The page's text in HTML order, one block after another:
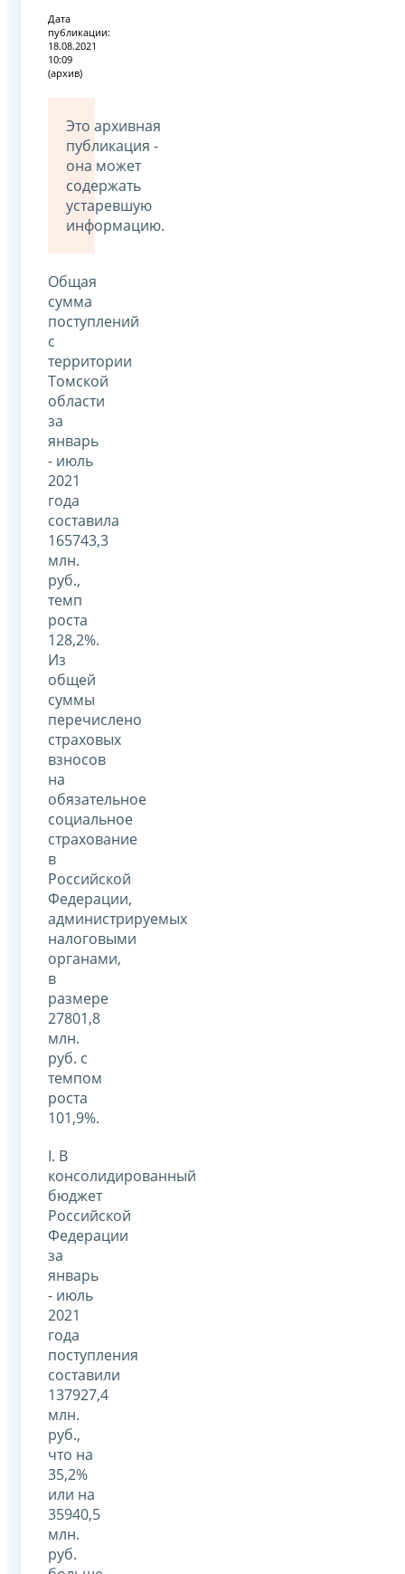
Дата
публикации:
18.08.2021
10:09
(архив)
Это архивная
публикация -
она может
содержать
устаревшую
информацию.
Общая
сумма
поступлений
с
территории
Томской
области
за
январь
- июль
2021
года
составила
165743,3
млн.
руб.,
темп
роста
128,2%.
Из
общей
суммы
перечислено
страховых
взносов
на
обязательное
социальное
страхование
в
Российской
Федерации,
администрируемых
налоговыми
органами,
в
размере
27801,8
млн.
руб. с
темпом
роста
101,9%.
I. В
консолидированный
бюджет
Российской
Федерации
за
январь
- июль
2021
года
поступления
составили
137927,4
млн.
руб.,
что на
35,2%
или на
35940,5
млн.
руб.